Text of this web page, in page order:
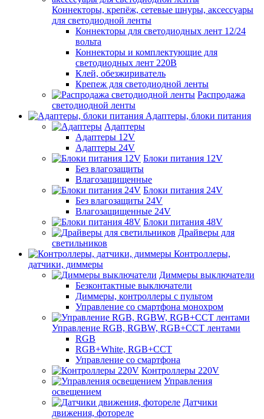
Коннекторы, крепёж, сетевые шнуры, аксессуары
для светодиодной ленты
Коннекторы для светодиодных лент 12/24
вольта
Коннекторы и комплектующие для
светодиодных лент 220В
Клей, обезжириватель
Крепеж для светодиодной ленты
Распродажа
светодиодной ленты
Адаптеры, блоки питания
Адаптеры
Адаптеры 12V
Адаптеры 24V
Блоки питания 12V
Без влагозащиты
Влагозащищенные
Блоки питания 24V
Без влагозащиты 24V
Влагозащищенные 24V
Блоки питания 48V
Драйверы для
светильников
Контроллеры,
датчики, диммеры
Диммеры выключатели
Безконтактные выключатели
Диммеры, контроллеры с пультом
Управление со смартфона монохром
Управление RGB, RGBW, RGB+CCT лентами
RGB
RGB+White, RGB+CCT
Управление со смартфона
Контроллеры 220V
Управления
освещением
Датчики
движения, фотореле